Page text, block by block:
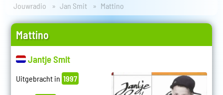
Jouwradio Jan Smit Mattino
Mattino
Jantje Smit
Uitgebracht in 1997